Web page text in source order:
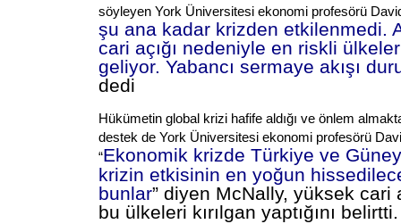
söyleyen York Üniversitesi ekonomi profesörü
şu ana kadar krizden etkilenmedi.
cari açığı nedeniyle en riskli
geliyor. Yabancı sermaye akışı
dedi
Hükümetin global krizi hafife aldığı ve önlem
destek de York Üniversitesi ekonomi profesörü
“Ekonomik krizde Türkiye ve
krizin etkisinin en yoğun
bunlar” diyen McNally, yüksek cari
bu ülkeleri kırılgan yaptığını belirtti.